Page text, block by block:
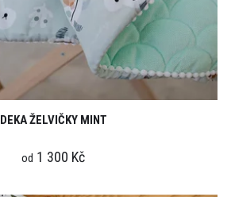
DEKA ŽELVIČKY MINT
od 1 300 Kč